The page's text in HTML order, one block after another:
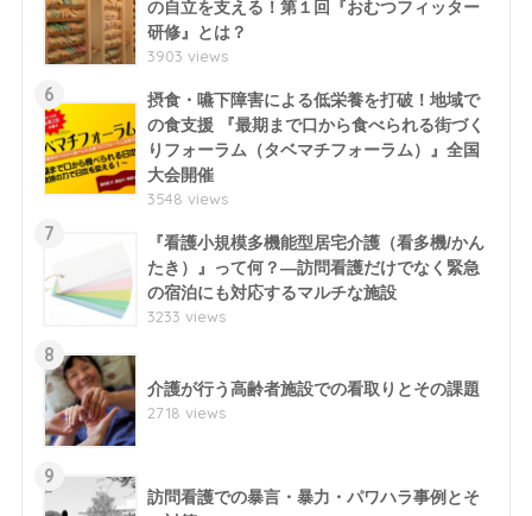
の自立を支える！第１回『おむつフィッター
研修』とは？
3903 views
6
摂食・嚥下障害による低栄養を打破！地域で
の食支援 『最期まで口から食べられる街づく
りフォーラム（タベマチフォーラム）』全国
大会開催
3548 views
7
『看護小規模多機能型居宅介護（看多機/かん
たき）』って何？―訪問看護だけでなく緊急
の宿泊にも対応するマルチな施設
3233 views
8
介護が行う高齢者施設での看取りとその課題
2718 views
9
訪問看護での暴言・暴力・パワハラ事例とそ